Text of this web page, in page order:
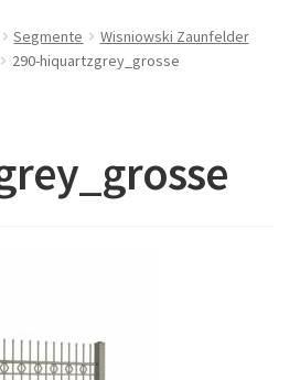
Segmente
Wisniowski Zaunfelder
290-hiquartzgrey_grosse